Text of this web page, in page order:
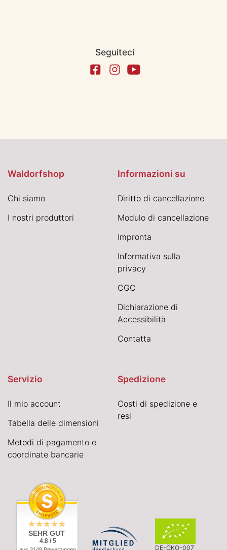
Seguiteci
Waldorfshop
Chi siamo
I nostri produttori
Informazioni su
Diritto di cancellazione
Modulo di cancellazione
Impronta
Informativa sulla
privacy
CGC
Dichiarazione di
Accessibilità
Contatta
Servizio
Il mio account
Tabella delle dimensioni
Metodi di pagamento e
coordinate bancarie
Spedizione
Costi di spedizione e
resi
SEHR GUT
4.8 / 5
DE-ÖKO-007